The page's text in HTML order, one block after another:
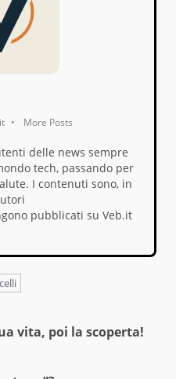
• More Posts
delle news sempre
tech, passando per
I contenuti sono, in
pubblicati su Veb.it
vita, poi la scoperta!